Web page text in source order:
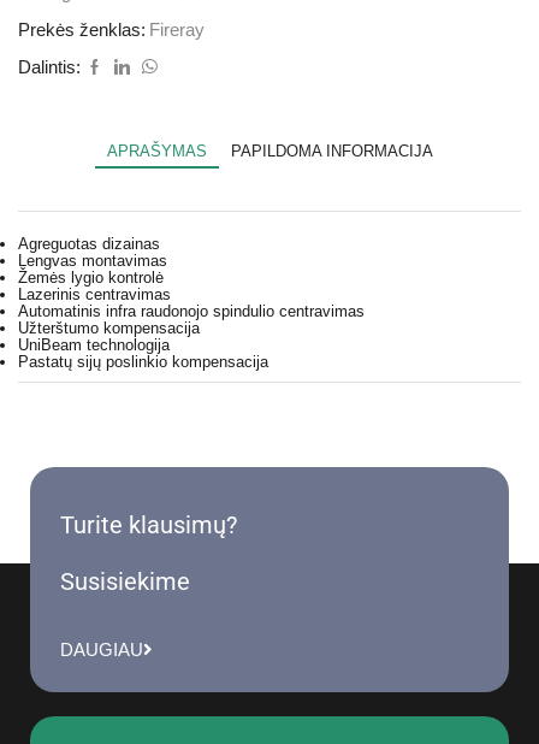
Prekės ženklas: Fireray
Dalintis:
APRAŠYMAS PAPILDOMA INFORMACIJA
Agreguotas dizainas
Lengvas montavimas
Žemės lygio kontrolė
Lazerinis centravimas
Automatinis infra raudonojo spindulio centravimas
Užterštumo kompensacija
UniBeam technologija
Pastatų sijų poslinkio kompensacija
Turite klausimų?
Susisiekime
DAUGIAU